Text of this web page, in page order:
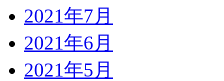
2021年7月
2021年6月
2021年5月